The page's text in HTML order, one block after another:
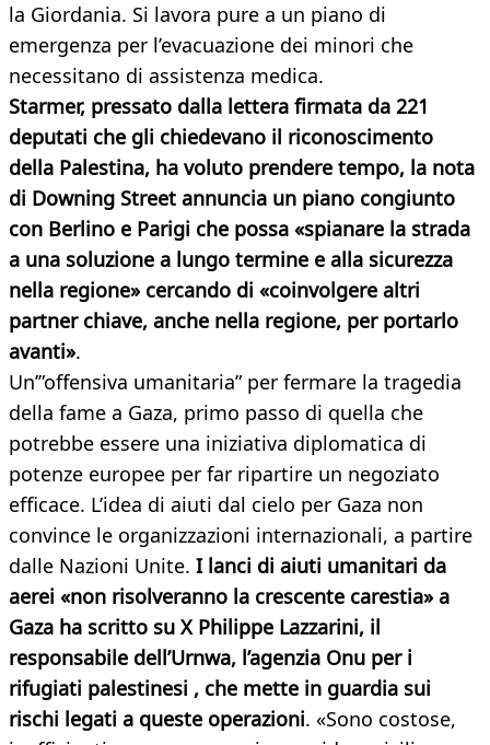
la Giordania. Si lavora pure a un piano di
emergenza per l’evacuazione dei minori che
necessitano di assistenza medica.
Starmer, pressato dalla lettera firmata da 221
deputati che gli chiedevano il riconoscimento
della Palestina, ha voluto prendere tempo, la nota
di Downing Street annuncia un piano congiunto
con Berlino e Parigi che possa «spianare la strada
a una soluzione a lungo termine e alla sicurezza
nella regione» cercando di «coinvolgere altri
partner chiave, anche nella regione, per portarlo
avanti».
Un’”offensiva umanitaria” per fermare la tragedia
della fame a Gaza, primo passo di quella che
potrebbe essere una iniziativa diplomatica di
potenze europee per far ripartire un negoziato
efficace. L’idea di aiuti dal cielo per Gaza non
convince le organizzazioni internazionali, a partire
dalle Nazioni Unite. I lanci di aiuti umanitari da
aerei «non risolveranno la crescente carestia» a
Gaza ha scritto su X Philippe Lazzarini, il
responsabile dell’Urnwa, l’agenzia Onu per i
rifugiati palestinesi , che mette in guardia sui
rischi legati a queste operazioni. «Sono costose,